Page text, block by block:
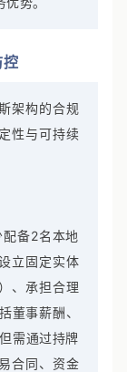
控
架构的合规
性与可持续
配备2名本地
立固定实体
、承担合理
董事薪酬、
需通过持牌
合同、资金